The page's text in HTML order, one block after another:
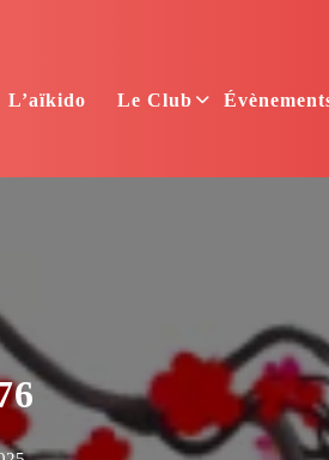
L’aïkido Le Club